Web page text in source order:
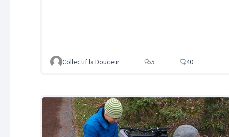
Collectif la Douceur 5 40